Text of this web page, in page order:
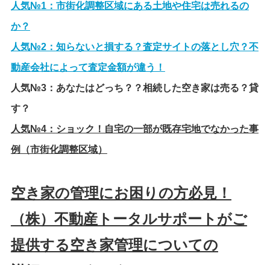
人気№1： 市街化調整区域にある土地や住宅は売れるの
か？
人気№2： 知らないと損する？査定サイトの落とし穴？不
動産会社によって査定金額が違う！
人気№3： あなたはどっち？？相続した空き家は売る？貸
す？
人気№4： ショック！自宅の一部が既存宅地でなかった事
例（市街化調整区域）
空き家の管理にお困りの方必見！
（株）不動産トータルサポートがご
提供する空き家管理についての